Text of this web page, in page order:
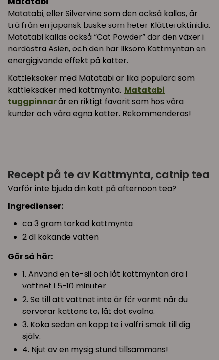
Matatabi, eller Silvervine som den också kallas, är
trä från en japansk buske som heter Klätteraktinidia.
Matatabi kallas också “Cat Powder” där den växer i
nordöstra Asien, och den har liksom Kattmyntan en
energigivande effekt på katter.
Kattleksaker med Matatabi är lika populära som
kattleksaker med kattmynta. Matatabi
tuggpinnarär en riktigt favorit som hos våra
kunder och våra egna katter. Rekommenderas!
Recept på te av Kattmynta, catnip tea
Varför inte bjuda din katt på afternoon tea?
Ingredienser:
ca 3 gram torkad kattmynta
2 dl kokande vatten
Gör så här:
1. Använd en te-sil och låt kattmyntan dra i
vattnet i 5-10 minuter.
2. Se till att vattnet inte är för varmt när du
serverar kattens te, låt det svalna.
3. Koka sedan en kopp te i valfri smak till dig
själv.
4. Njut av en mysig stund tillsammans!